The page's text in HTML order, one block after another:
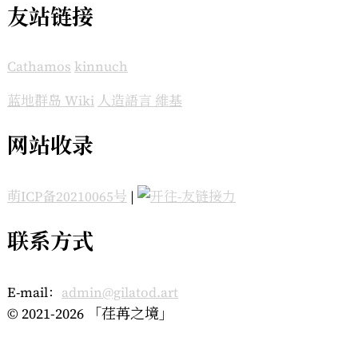
友站链接
Cathamos kinnuch
蓝地群岛 Wiki 人造語言 維基
网站收录
萌ICP备20210065号 |
联系方式
E-mail： admin@gilatod.art
© 2021-2026 「荏苒之境」